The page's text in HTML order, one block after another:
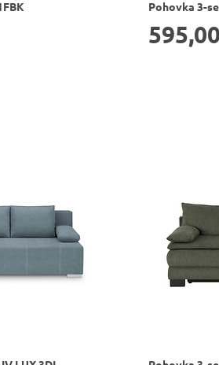
Pohovka 3-
595,00